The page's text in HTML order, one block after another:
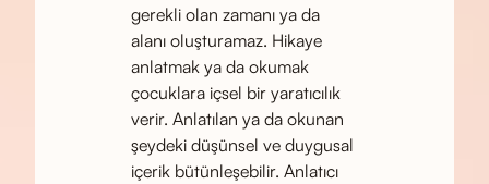
gerekli olan zamanı ya da
alanı oluşturamaz. Hikaye
anlatmak ya da okumak
çocuklara içsel bir yaratıcılık
verir. Anlatılan ya da okunan
şeydeki düşünsel ve duygusal
içerik bütünleşebilir. Anlatıcı